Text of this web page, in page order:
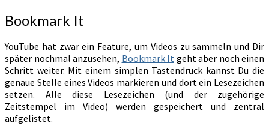
Bookmark It
YouTube hat zwar ein Feature, um Videos zu sammeln und Dir
später nochmal anzusehen, Bookmark It geht aber noch einen
Schritt weiter. Mit einem simplen Tastendruck kannst Du die
genaue Stelle eines Videos markieren und dort ein Lesezeichen
setzen. Alle diese Lesezeichen (und der zugehörige
Zeitstempel im Video) werden gespeichert und zentral
aufgelistet.